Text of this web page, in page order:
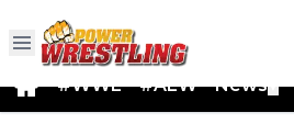
#WWE #AEW News